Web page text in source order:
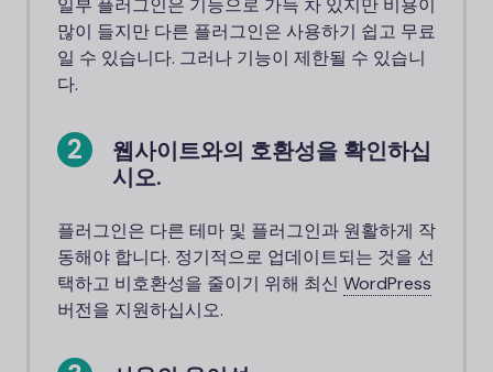
일부 플러그인은 기능으로 가득 차 있지만 비용이
많이 들지만 다른 플러그인은 사용하기 쉽고 무료
일 수 있습니다. 그러나 기능이 제한될 수 있습니
다.
웹사이트와의 호환성을 확인하십
시오.
플러그인은 다른 테마 및 플러그인과 원활하게 작
동해야 합니다. 정기적으로 업데이트되는 것을 선
택하고 비호환성을 줄이기 위해 최신 WordPress
버전을 지원하십시오.